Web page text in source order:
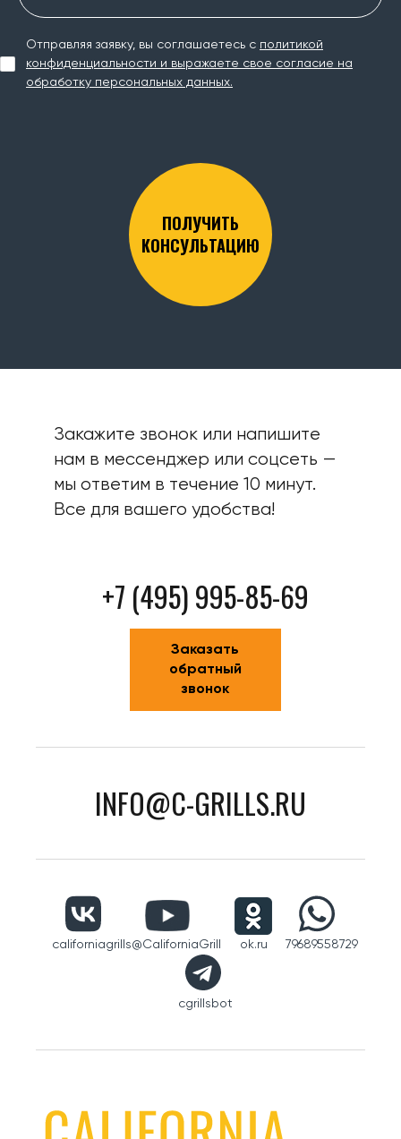
Отправляя заявку, вы соглашаетесь с политикой
конфиденциальности и выражаете свое согласие на
обработку персональных данных.
ПОЛУЧИТЬ
КОНСУЛЬТАЦИЮ
Закажите звонок или напишите
нам в мессенджер или соцсеть —
мы ответим в течение 10 минут.
Все для вашего удобства!
+7 (495) 995-85-69
Заказать
обратный
звонок
INFO@C-GRILLS.RU
californiagrills@CaliforniaGrill ok.ru 79689558729
cgrillsbot